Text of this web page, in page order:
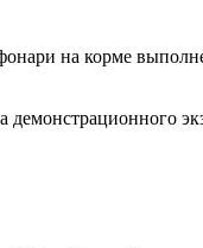
на корме